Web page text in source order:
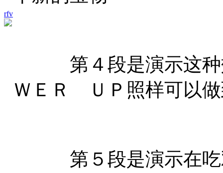
rfv
第４段是演示这种
ＷＥＲ ＵＰ照样可以
第５段是演示在吃